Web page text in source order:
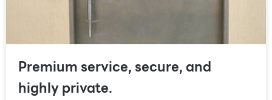
Premium service, secure, and
highly private.